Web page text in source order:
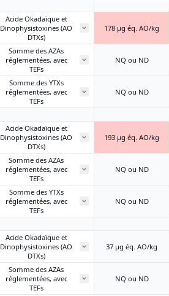
Acide Okadaïque et
Dinophysistoxines (AO
DTXs)
178 μg éq. AO/kg
Somme des AZAs
réglementées, avec
TEFs
NQ ou ND
Somme des YTXs
réglementées, avec
TEFs
NQ ou ND
Acide Okadaïque et
Dinophysistoxines (AO
DTXs)
193 μg éq. AO/kg
Somme des AZAs
réglementées, avec
TEFs
NQ ou ND
Somme des YTXs
réglementées, avec
TEFs
NQ ou ND
Acide Okadaïque et
Dinophysistoxines (AO
DTXs)
37 μg éq. AO/kg
Somme des AZAs
réglementées, avec
TEFs
NQ ou ND